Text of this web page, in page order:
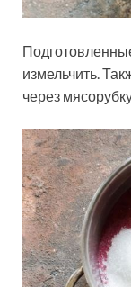
измельчить.
через